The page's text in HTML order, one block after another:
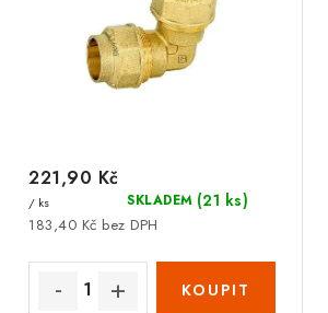
r
o
k
t
ů
SKLADEM (21 ks)
183,40 Kč bez DPH
221,90 Kč
/ ks